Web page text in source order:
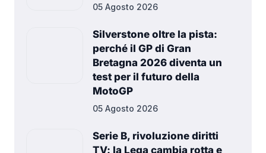
05 Agosto 2026
Silverstone oltre la pista:
perché il GP di Gran
Bretagna 2026 diventa un
test per il futuro della
MotoGP
05 Agosto 2026
Serie B, rivoluzione diritti
TV: la Lega cambia rotta e